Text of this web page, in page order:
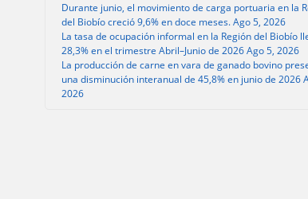
Durante junio, el movimiento de carga portuaria en la
del Biobío creció 9,6% en doce meses. Ago 5, 2026
La tasa de ocupación informal en la Región del Biobío
28,3% en el trimestre Abril–Junio de 2026 Ago 5, 2026
La producción de carne en vara de ganado bovino
una disminución interanual de 45,8% en junio de 2026
2026